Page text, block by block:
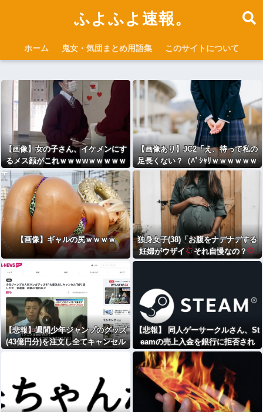
ふよふよ速報。
ホーム 鬼女・気団まとめ用語集 このサイトについて
【画像】女の子さん、イケメンにす
るメス顔がこれｗｗｗwｗｗｗｗｗ
ｗｗｗ
【画像あり】JC2「え、待って私の
足長くない？（ﾊﾟｼｬﾘｗｗｗｗｗｗ
ｗｗｗ)⇒
【画像】ギャルの尻ｗｗｗｗ
独身女子(38)「お腹をナデナデする
妊婦がウザイ
それ自慢なの？
」
【悲報】週間少年ジャンプのグッズ
(43億円分)を注文し全てキャンセル
【悲報】 同人ゲーサークルさん、St
eamの売上入金を銀行に拒否され
る それでも税金は発生